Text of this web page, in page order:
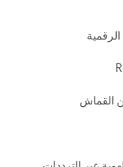
القماش